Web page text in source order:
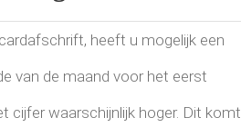
heeft u mogelijk een
van de maand voor het eerst
cijfer waarschijnlijk hoger. Dit komt